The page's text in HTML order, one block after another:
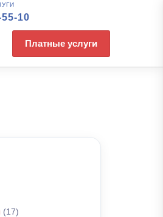
10
Платные услуги
(17)